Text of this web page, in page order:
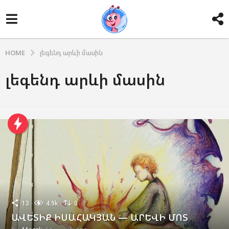
HOME լեգենդ արևի մասին
լեգենդ արևի մասին
13 4.9k 0
ԱՎԵՏԻՔ ԻՍԱՀԱԿՅԱՆ — ԱՐԵՎԻ ՄՈՏ